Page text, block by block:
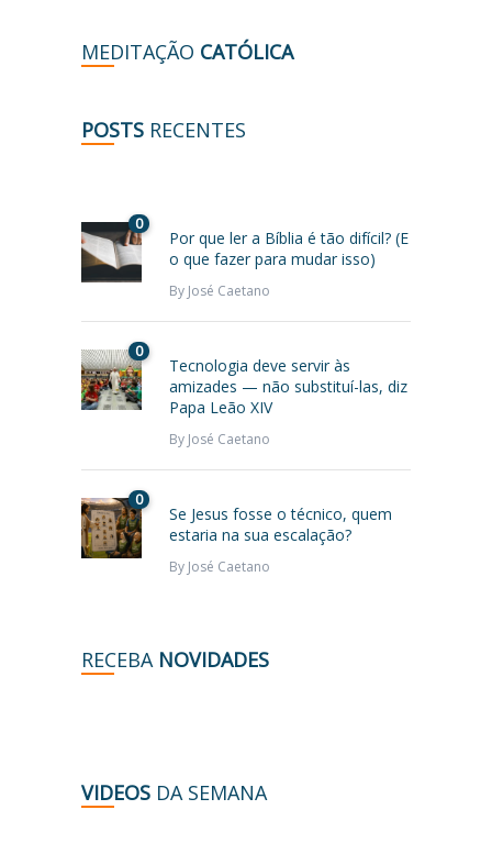
MEDITAÇÃO CATÓLICA
POSTS RECENTES
0
Por que ler a Bíblia é tão difícil? (E
o que fazer para mudar isso)
By José Caetano
0
Tecnologia deve servir às
amizades — não substituí-las, diz
Papa Leão XIV
By José Caetano
0
Se Jesus fosse o técnico, quem
estaria na sua escalação?
By José Caetano
RECEBA NOVIDADES
VIDEOS DA SEMANA